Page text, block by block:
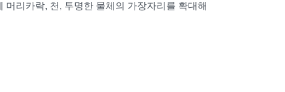
머리카락, 천, 투명한 물체의 가장자리를 확대해